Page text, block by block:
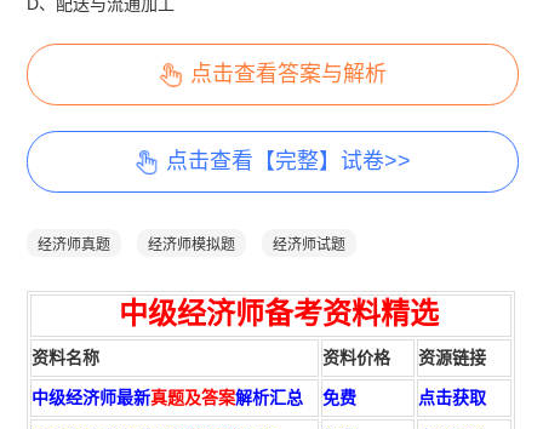
点击查看答案与解析
点击查看【完整】试卷>>
经济师真题 经济师模拟题 经济师试题
中级经济师备考资料精选
资料名称 资料价格 资源链接
中级经济师最新真题及答案解析汇总 免费 点击获取